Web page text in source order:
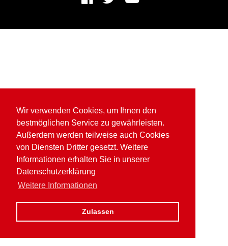
Wir verwenden Cookies, um Ihnen den
bestmöglichen Service zu gewährleisten.
Außerdem werden teilweise auch Cookies
von Diensten Dritter gesetzt. Weitere
Informationen erhalten Sie in unserer
Datenschutzerklärung
Weitere Informationen
Zulassen